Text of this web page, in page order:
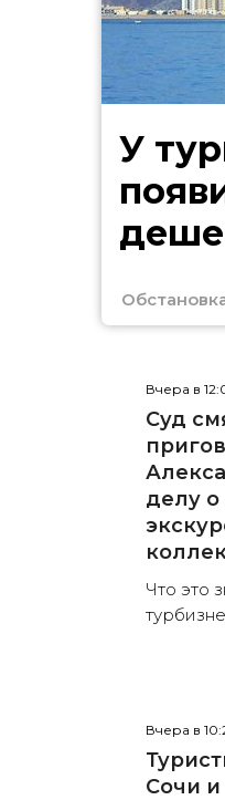
У
Вчера в
Суд
делу
Что это
Вчера в
Сочи